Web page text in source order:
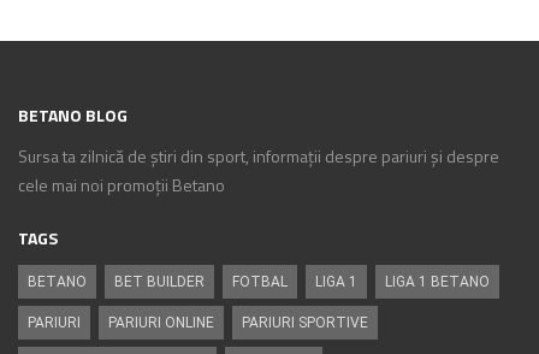
BETANO BLOG
Sursa ta zilnică de știri din sport, informații despre pariuri și despre
cele mai noi promoții Betano
TAGS
BETANO BET BUILDER FOTBAL LIGA 1 LIGA 1 BETANO
PARIURI PARIURI ONLINE PARIURI SPORTIVE